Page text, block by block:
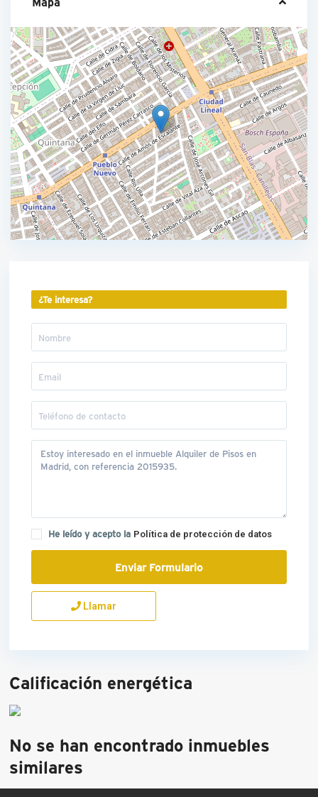
¿Te interesa?
He leído y acepto la Política de protección de datos
Llamar
Calificación energética
No se han encontrado inmuebles
similares